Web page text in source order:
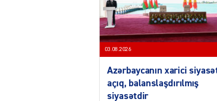
03.08.2026
Azərbaycanın xarici
açıq, balanslaşdırılmış
siyasətdir